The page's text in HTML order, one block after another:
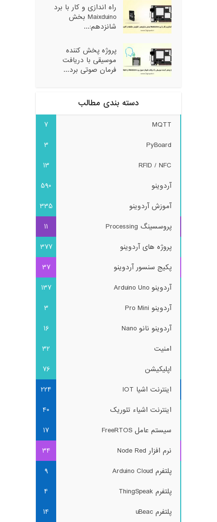
راه اندازی و کار با برد
Maixduino بخش
شانزدهم:...
پروژه پخش کننده
موسیقی با دریافت
فرمان صوتی برد...
دسته بندی مطالب
MQTT
7
PyBoard
3
RFID / NFC
13
آردوینو
590
آموزش آردوینو
335
پروسسینگ Processing
11
پروژه های آردوینو
377
پکیج سنسور آردوینو
37
آردوینو Arduino Uno
137
آردوینو Pro Mini
3
آردوینو نانو Nano
16
امنیت
32
اپلیکیشن
76
اینترنت اشیا IOT
224
اینترنت اشیاء تئوریک
40
سیستم عامل FreeRTOS
17
نرم افزار Node Red
34
پلتفرم Arduino Cloud
9
پلتفرم ThingSpeak
4
پلتفرم uBeac
14